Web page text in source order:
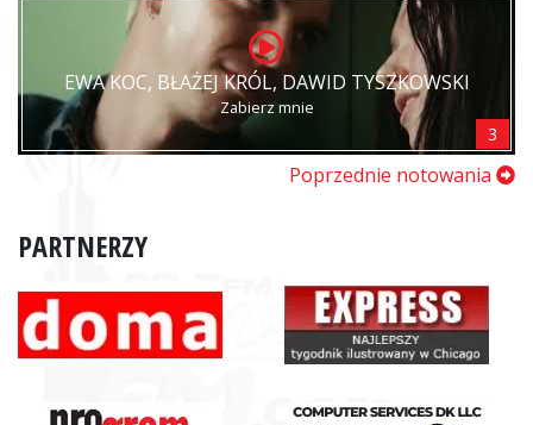
EWA KOC, BŁAŻEJ KRÓL, DAWID TYSZKOWSKI
Zabierz mnie
3
Poprzednie notowania
PARTNERZY